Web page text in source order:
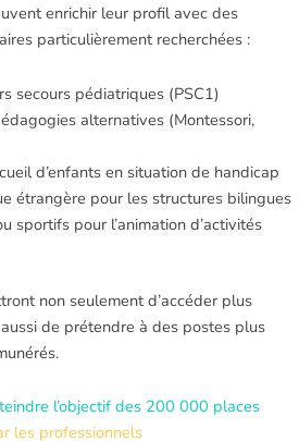
enrichir leur profil avec des
particulièrement recherchées :
secours pédiatriques (PSC1)
alternatives (Montessori,
d’enfants en situation de handicap
étrangère pour les structures bilingues
sportifs pour l’animation d’activités
non seulement d’accéder plus
de prétendre à des postes plus
l’objectif des 200 000 places
les professionnels